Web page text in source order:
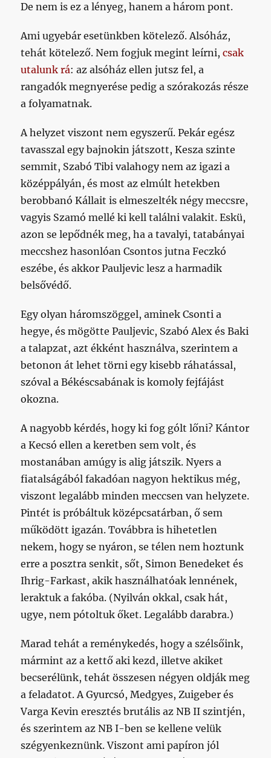
De nem is ez a lényeg, hanem a három pont.
Ami ugyebár esetünkben kötelező. Alsóház,
tehát kötelező. Nem fogjuk megint leírni,csak
utalunk rá: az alsóház ellen jutsz fel, a
rangadók megnyerése pedig a szórakozás része
a folyamatnak.
A helyzet viszont nem egyszerű. Pekár egész
tavasszal egy bajnokin játszott, Kesza szinte
semmit, Szabó Tibi valahogy nem az igazi a
középpályán, és most az elmúlt hetekben
berobbanó Kállait is elmeszelték négy meccsre,
vagyis Szamó mellé ki kell találni valakit. Eskü,
azon se lepődnék meg, ha a tavalyi, tatabányai
meccshez hasonlóan Csontos jutna Feczkó
eszébe, és akkor Pauljevic lesz a harmadik
belsővédő.
Egy olyan háromszöggel, aminek Csonti a
hegye, és mögötte Pauljevic, Szabó Alex és Baki
a talapzat, azt ékként használva, szerintem a
betonon át lehet törni egy kisebb ráhatással,
szóval a Békéscsabának is komoly fejfájást
okozna.
A nagyobb kérdés, hogy ki fog gólt lőni? Kántor
a Kecsó ellen a keretben sem volt, és
mostanában amúgy is alig játszik. Nyers a
fiatalságából fakadóan nagyon hektikus még,
viszont legalább minden meccsen van helyzete.
Pintét is próbáltuk középcsatárban, ő sem
működött igazán. Továbbra is hihetetlen
nekem, hogy se nyáron, se télen nem hoztunk
erre a posztra senkit, sőt, Simon Benedeket és
Ihrig-Farkast, akik használhatóak lennének,
leraktuk a fakóba. (Nyilván okkal, csak hát,
ugye, nem pótoltuk őket. Legalább darabra.)
Marad tehát a reménykedés, hogy a szélsőink,
mármint az a kettő aki kezd, illetve akiket
becserélünk, tehát összesen négyen oldják meg
a feladatot. A Gyurcsó, Medgyes, Zuigeber és
Varga Kevin eresztés brutális az NB II szintjén,
és szerintem az NB I-ben se kellene velük
szégyenkeznünk. Viszont ami papíron jól